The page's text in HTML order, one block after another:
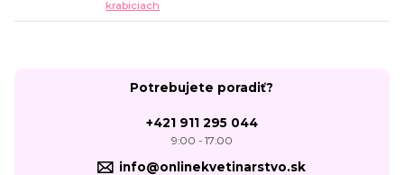
krabiciach
Potrebujete poradiť?
+421 911 295 044
9:00 - 17:00
info@onlinekvetinarstvo.sk